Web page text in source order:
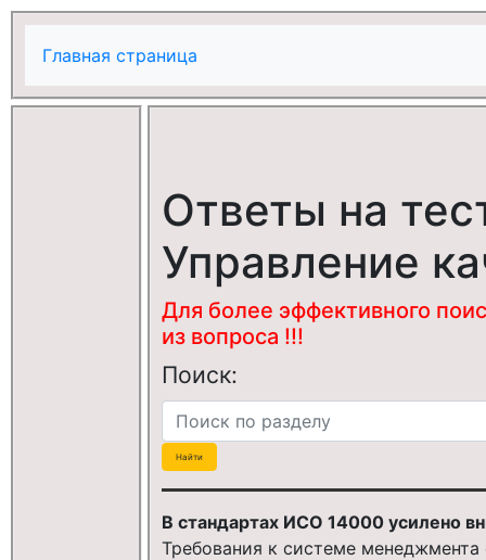
Главная страница
Ответы на
Управление
Для более эффективного
из вопроса !!!
Поиск:
В стандартах ИСО 14000 усилено
Требования к системе